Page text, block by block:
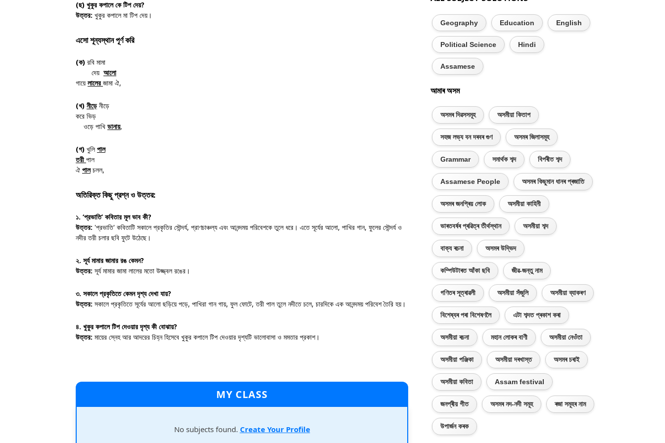
(ছ) খুকুর কপালে কে টিপ দেয়?
উত্তর: খুকুর কপালে মা টিপ দেয়।
এসো শূন্যস্থান পূর্ণ করি
(ক) রবি মামা
দেয় আলো
গায়ে লালের জামা ঐ,
(খ) নীড়েনীড়ে
করে ভিড়
ওড়ে পাখি ডানায়,
(গ) খুলি পাল
তরী পাল
ঐ পালচলল,
অতিরিক্ত কিছু প্রশ্ন ও উত্তর:
১. ‘প্রভাতি’ কবিতার মূল ভাব কী?
উত্তর: 'প্রভাতি' কবিতাটি সকালে প্রকৃতির সৌন্দর্য, প্রাণচাঞ্চল্য এবং আনন্দময় পরিবেশকে তুলে ধরে। এতে সূর্যের আলো, পাখির গান, ফুলের সৌন্দর্য ও
নদীর তরী চলার ছবি ফুটে উঠেছে।
২. সূর্য মামার জামার রঙ কেমন?
উত্তর: সূর্য মামার জামা লালের মতো উজ্জ্বল রঙের।
৩. সকালে প্রকৃতিতে কেমন দৃশ্য দেখা যায়?
উত্তর: সকালে প্রকৃতিতে সূর্যের আলো ছড়িয়ে পড়ে, পাখিরা গান গায়, ফুল ফোটে, তরী পাল তুলে নদীতে চলে, চারদিকে এক আনন্দময় পরিবেশ তৈরি হয়।
৪. খুকুর কপালে টিপ দেওয়ার দৃশ্য কী বোঝায়?
উত্তর: মায়ের স্নেহ আর আদরের চিহ্ন হিসেবে খুকুর কপালে টিপ দেওয়ার দৃশ্যটি ভালোবাসা ও মমতার প্রকাশ।
MY CLASS
No subjects found. Create Your Profile
Geography Education English
Political Science Hindi
Assamese
আমাৰ অসম
অসমৰ দিৱসসমূহ অসমীয়া কিতাপ
সহজ লভ্য বন দৰবৰ গুণ অসমৰ জিলাসমূহ
Grammar সমাৰ্থক শব্দ বিপৰীত শব্দ
Assamese People অসমৰ কিছুমান ধানৰ প্ৰজাতি
অসমৰ জনপ্ৰিয় লোক অসমীয়া কাহিনী
ভাৰতবৰ্ষৰ প্ৰৱিত্ৰ তীৰ্থস্থান অসমীয়া শব্দ
বাক্য ৰচনা অসমৰ উদ্ভিদ
কম্পিউটাৰত আঁকা ছবি জীৱ-জন্তু নাম
গণিতৰ সূত্ৰাৱলী অসমীয়া সঁজুলি অসমীয়া ব্যাকৰণ
বিশেষ্যৰ পৰা বিশেষণলৈ এটা শব্দত প্ৰকাশ কৰা
অসমীয়া ৰচনা মহান লোকৰ বাণী অসমীয়া নেওঁতা
অসমীয়া পঞ্জিকা অসমীয়া দৰখাস্ত অসমৰ চৰাই
অসমীয়া কবিতা Assam festival
জনপ্ৰীয় গীত অসমৰ নদ-নদী সমূহ ৰজা সমূহৰ নাম
উপাৰ্জন কৰক